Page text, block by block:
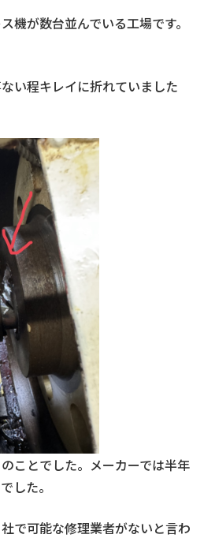
機が数台並んでいる工場です。
い程キレイに折れていました
ことでした。メーカーでは半年
した。
で可能な修理業者がないと言わ